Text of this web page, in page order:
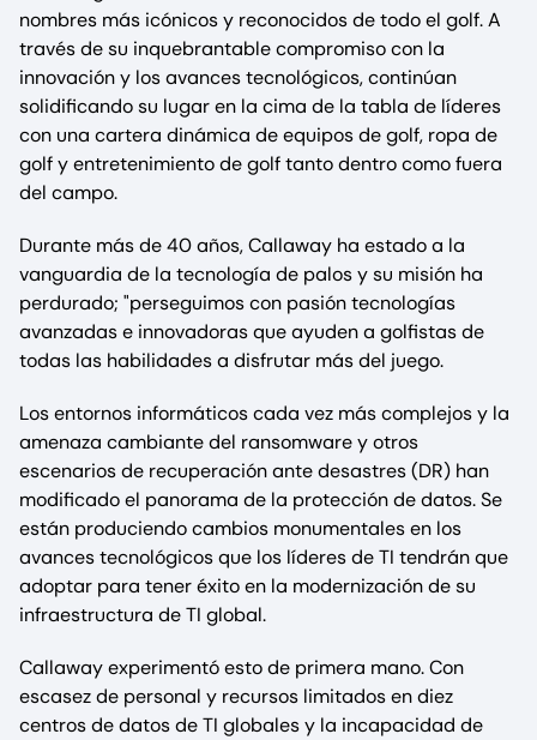
nombres más icónicos y reconocidos de todo el golf. A
través de su inquebrantable compromiso con la
innovación y los avances tecnológicos, continúan
solidificando su lugar en la cima de la tabla de líderes
con una cartera dinámica de equipos de golf, ropa de
golf y entretenimiento de golf tanto dentro como fuera
del campo.
Durante más de 40 años, Callaway ha estado a la
vanguardia de la tecnología de palos y su misión ha
perdurado; "perseguimos con pasión tecnologías
avanzadas e innovadoras que ayuden a golfistas de
todas las habilidades a disfrutar más del juego.
Los entornos informáticos cada vez más complejos y la
amenaza cambiante del ransomware y otros
escenarios de recuperación ante desastres (DR) han
modificado el panorama de la protección de datos. Se
están produciendo cambios monumentales en los
avances tecnológicos que los líderes de TI tendrán que
adoptar para tener éxito en la modernización de su
infraestructura de TI global.
Callaway experimentó esto de primera mano. Con
escasez de personal y recursos limitados en diez
centros de datos de TI globales y la incapacidad de